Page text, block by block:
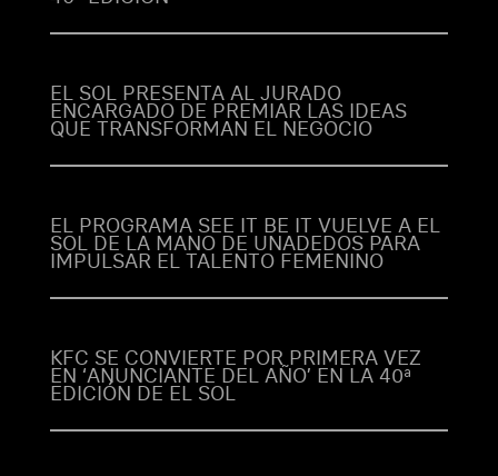
EL SOL PRESENTA AL JURADO
ENCARGADO DE PREMIAR LAS IDEAS
QUE TRANSFORMAN EL NEGOCIO
EL PROGRAMA SEE IT BE IT VUELVE A EL
SOL DE LA MANO DE UNADEDOS PARA
IMPULSAR EL TALENTO FEMENINO
KFC SE CONVIERTE POR PRIMERA VEZ
EN ‘ANUNCIANTE DEL AÑO’ EN LA 40ª
EDICIÓN DE EL SOL